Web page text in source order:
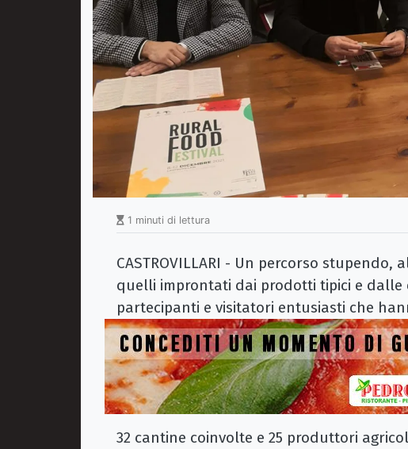
1 minuti di lettura
CASTROVILLARI - Un percorso
quelli improntati dai prodotti tipici e dalle
partecipanti e visitatori entusiasti che
32 cantine coinvolte e 25 produttori